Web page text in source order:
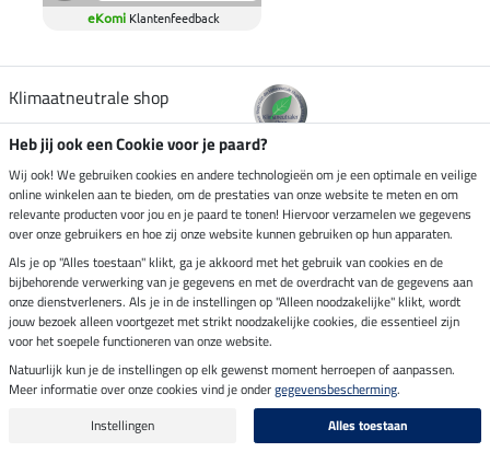
fantastisch doorstaan.
Heerlijk zacht om op te
elkaar in het zadel.
eKomi Klantenfeedback
Klimaatneutrale shop
Verzending per
Veilig betalen met
Impressum
Laatste update op 10.08.2026 om 06:55 uur
Alle prijzen in euro's, incl. BTW, excl. verzendkosten.
Heb jij ook een Cookie voor je paard?
Wij ook! We gebruiken cookies en andere technologieën om je een optimale en veilige
online winkelen aan te bieden, om de prestaties van onze website te meten en om
relevante producten voor jou en je paard te tonen! Hiervoor verzamelen we gegevens
over onze gebruikers en hoe zij onze website kunnen gebruiken op hun apparaten.
Als je op "Alles toestaan" klikt, ga je akkoord met het gebruik van cookies en de
bijbehorende verwerking van je gegevens en met de overdracht van de gegevens aan
onze dienstverleners. Als je in de instellingen op "Alleen noodzakelijke" klikt, wordt
jouw bezoek alleen voortgezet met strikt noodzakelijke cookies, die essentieel zijn
voor het soepele functioneren van onze website.
Natuurlijk kun je de instellingen op elk gewenst moment herroepen of aanpassen.
Meer informatie over onze cookies vind je ondergegevensbescherming.
Instellingen
Alles toestaan